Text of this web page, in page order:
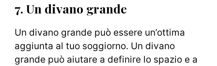
7. Un divano grande
Un divano grande può essere un’ottima
aggiunta al tuo soggiorno. Un divano
grande può aiutare a definire lo spazio e a